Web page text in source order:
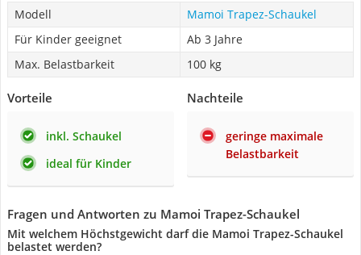
Modell
Mamoi Trapez-Schaukel
Für Kinder geeignet
Ab 3 Jahre
Max. Belastbarkeit
100 kg
Vorteile
inkl. Schaukel
ideal für Kinder
Nachteile
geringe maximale
Belastbarkeit
Fragen und Antworten zu Mamoi Trapez-Schaukel
Mit welchem Höchstgewicht darf die Mamoi Trapez-Schaukel
belastet werden?